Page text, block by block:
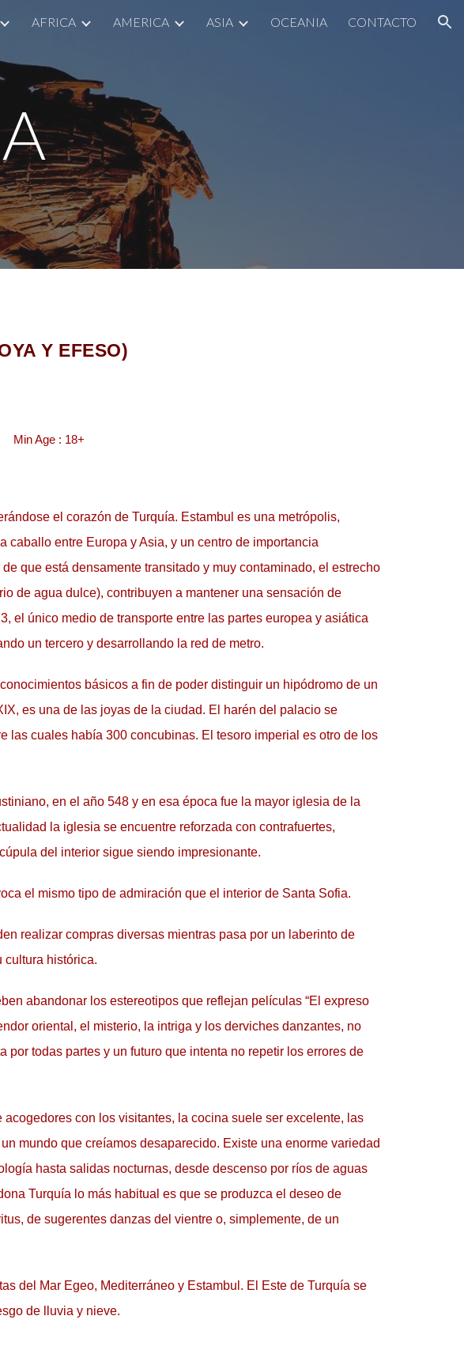
Skip to navigation
AFRICA AMERICA ASIA OCEANIA CONTACTO
Y EFESO)
Min Age : 18+
el corazón de Turquía. Estambul es una metrópolis,
entre Europa y Asia, y un centro de importancia
que está densamente transitado y muy contaminado, el estrecho
de agua dulce), contribuyen a mantener una sensación de
el único medio de transporte entre las partes europea y asiática
un tercero y desarrollando la red de metro.
básicos a fin de poder distinguir un hipódromo de un
es una de las joyas de la ciudad. El harén del palacio se
las cuales había 300 concubinas. El tesoro imperial es otro de los
en el año 548 y en esa época fue la mayor iglesia de la
la iglesia se encuentre reforzada con contrafuertes,
del interior sigue siendo impresionante.
el mismo tipo de admiración que el interior de Santa Sofia.
realizar compras diversas mientras pasa por un laberinto de
cultura histórica.
abandonar los estereotipos que reflejan películas “El expreso
oriental, el misterio, la intriga y los derviches danzantes, no
todas partes y un futuro que intenta no repetir los errores de
con los visitantes, la cocina suele ser excelente, las
mundo que creíamos desaparecido. Existe una enorme variedad
hasta salidas nocturnas, desde descenso por ríos de aguas
Turquía lo más habitual es que se produzca el deseo de
de sugerentes danzas del vientre o, simplemente, de un
del Mar Egeo, Mediterráneo y Estambul. El Este de Turquía se
de lluvia y nieve.